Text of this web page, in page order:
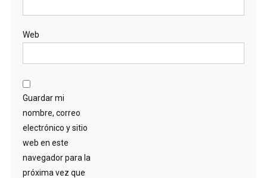
Web
Guardar mi
nombre, correo
electrónico y sitio
web en este
navegador para la
próxima vez que